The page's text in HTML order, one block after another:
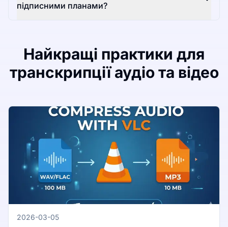
підписними планами?
Найкращі практики для
транскрипції аудіо та відео
2026-03-05